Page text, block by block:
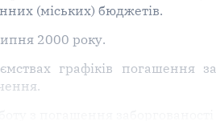
(міських) бюджетів.
2000 року.
графіків погашення